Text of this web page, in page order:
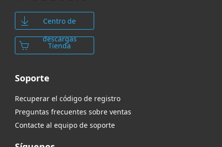
Centro de
descargas
Tienda
Soporte
Recuperar el código de registro
Preguntas frecuentes sobre ventas
Contacte al equipo de soporte